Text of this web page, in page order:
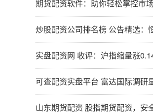
期货配资软件：助你轻松掌控市
炒股配资公司排名榜 公告精选：恒大汽车明日复牌；蔚来二季
实盘配资网 收评：沪指缩量涨0.14% 两市
可查配资实盘平台 富达国际调研显示：中国内地投资者
山东期货配资 股指期货配资，安全可靠，资金